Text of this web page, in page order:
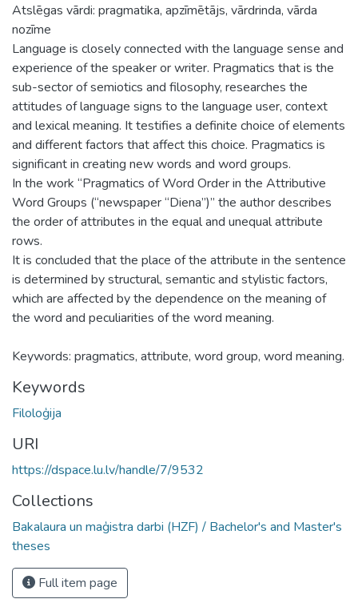
Atslēgas vārdi: pragmatika, apzīmētājs, vārdrinda, vārda
nozīme
Language is closely connected with the language sense and
experience of the speaker or writer. Pragmatics that is the
sub-sector of semiotics and filosophy, researches the
attitudes of language signs to the language user, context
and lexical meaning. It testifies a definite choice of elements
and different factors that affect this choice. Pragmatics is
significant in creating new words and word groups.
In the work “Pragmatics of Word Order in the Attributive
Word Groups (“newspaper “Diena”)” the author describes
the order of attributes in the equal and unequal attribute
rows.
It is concluded that the place of the attribute in the sentence
is determined by structural, semantic and stylistic factors,
which are affected by the dependence on the meaning of
the word and peculiarities of the word meaning.
Keywords: pragmatics, attribute, word group, word meaning.
Keywords
Filoloģija
URI
https://dspace.lu.lv/handle/7/9532
Collections
Bakalaura un maģistra darbi (HZF) / Bachelor's and Master's
theses
Full item page